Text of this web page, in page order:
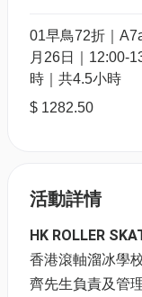
01早鳥72折｜
月26日｜12:00-
時｜共4.5小時
$ 1282.50
活動詳情
HK ROLLER
香港滾軸溜冰學
齊先生負責及管